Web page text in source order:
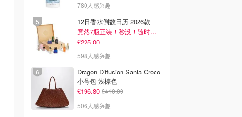
780人感兴趣
12日香水倒数日历 2026款
竟然7瓶正装！秒没！随时补货蹲！！！
£225.00
598人感兴趣
Dragon Diffusion Santa Croce
小号包 浅棕色
£196.80 £410.00
506人感兴趣